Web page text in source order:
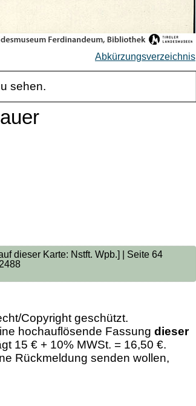
Abkürzungsverzeichnis
sehen.
dieser Karte: Nstft. Wpb.] | Seite 64
Copyright geschützt.
hochauflösende Fassung dieser
15 € + 10% MWSt. = 16,50 €.
Rückmeldung senden wollen,